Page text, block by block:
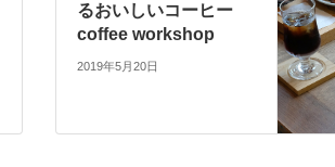
るおいしいコーヒー
coffee workshop
2019年5月20日